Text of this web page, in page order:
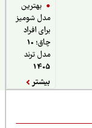
بهترین
مدل شومیز
برای افراد
چاق؛ 10
مدل ترند